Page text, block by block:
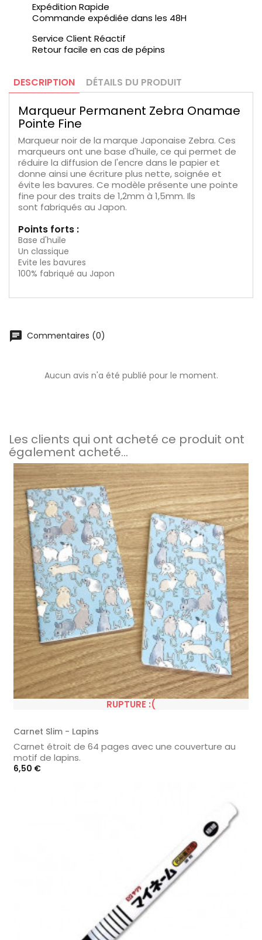
Expédition Rapide
Commande expédiée dans les 48H
Service Client Réactif
Retour facile en cas de pépins
DESCRIPTION DÉTAILS DU PRODUIT
Marqueur Permanent Zebra Onamae
Pointe Fine
Marqueur noir de la marque Japonaise Zebra. Ces
marqueurs ont une base d'huile, ce qui permet de
réduire la diffusion de l'encre dans le papier et
donne ainsi une écriture plus nette, soignée et
évite les bavures. Ce modèle présente une pointe
fine pour des traits de 1,2mm à 1,5mm. Ils
sont fabriqués au Japon.
Points forts :
Base d'huile
Un classique
Evite les bavures
100% fabriqué au Japon
chat Commentaires (0)
Aucun avis n'a été publié pour le moment.
Les clients qui ont acheté ce produit ont
également acheté...
RUPTURE :(
Carnet Slim - Lapins
Carnet étroit de 64 pages avec une couverture au
motif de lapins.
Prix
6,50 €